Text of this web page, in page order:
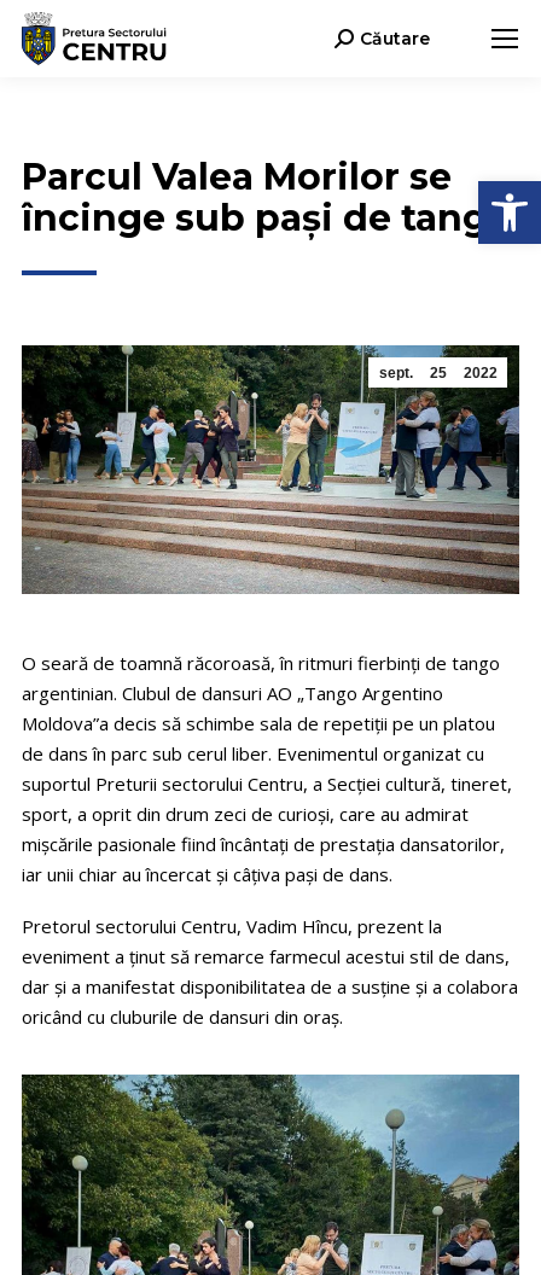
Search:Căutare
Parcul Valea Morilor se
încinge sub pași de tango
sept. 25 2022
O seară de toamnă răcoroasă, în ritmuri fierbinți de tango
argentinian. Clubul de dansuri AO „Tango Argentino
Moldova”a decis să schimbe sala de repetiții pe un platou
de dans în parc sub cerul liber. Evenimentul organizat cu
suportul Preturii sectorului Centru, a Secției cultură, tineret,
sport, a oprit din drum zeci de curioși, care au admirat
mișcările pasionale fiind încântați de prestația dansatorilor,
iar unii chiar au încercat și câțiva pași de dans.
Pretorul sectorului Centru, Vadim Hîncu, prezent la
eveniment a ținut să remarce farmecul acestui stil de dans,
dar și a manifestat disponibilitatea de a susține și a colabora
oricând cu cluburile de dansuri din oraș.